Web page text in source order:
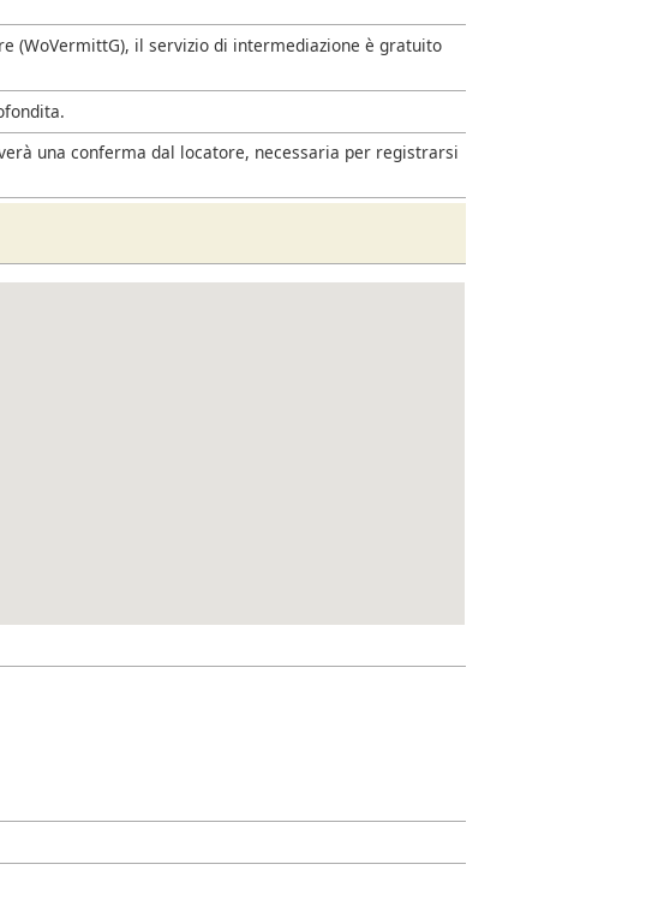
(WoVermittG), il servizio di intermediazione è gratuito
una conferma dal locatore, necessaria per registrarsi